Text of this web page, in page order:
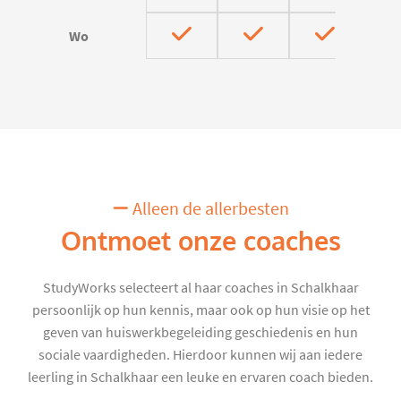
Wo
Alleen de allerbesten
Ontmoet onze coaches
StudyWorks selecteert al haar coaches in Schalkhaar
persoonlijk op hun kennis, maar ook op hun visie op het
geven van huiswerkbegeleiding geschiedenis en hun
sociale vaardigheden. Hierdoor kunnen wij aan iedere
leerling in Schalkhaar een leuke en ervaren coach bieden.